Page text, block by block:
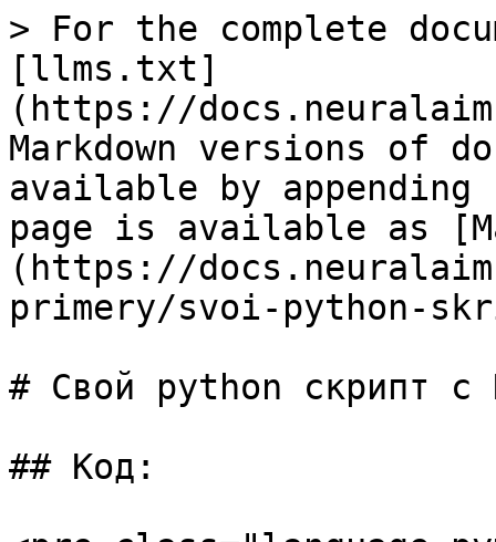
> For the complete
[llms.txt]
(https://
Markdown versions of
available by
page is available as
(https://
primery/svoi-python-
# Свой python скрипт с
## Код: